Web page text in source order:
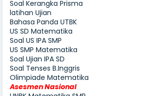
Soal Kerangka Prisma
latihan Ujian
Bahasa Panda UTBK
US SD Matematika
Soal US IPA SMP
US SMP Matematika
Soal Ujian IPA SD
Soal Tenses B.Inggris
Olimpiade Matematika
Asesmen Nasional